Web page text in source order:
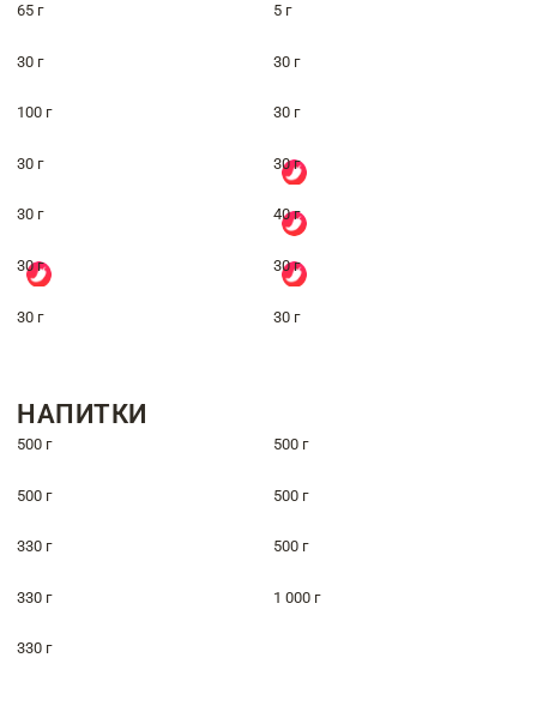
65 г 5 г
30 г 30 г
100 г 30 г
30 г 30 г
30 г 40 г
30 г 30 г
30 г 30 г
НАПИТКИ
500 г 500 г
500 г 500 г
330 г 500 г
330 г 1 000 г
330 г